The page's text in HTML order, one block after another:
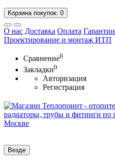
Корзинапокупок: 0
О нас Доставка Оплата Гарантии
Проектирование и монтаж ИТП
Сравнение0
Закладки0
Авторизация
Регистрация
Везде